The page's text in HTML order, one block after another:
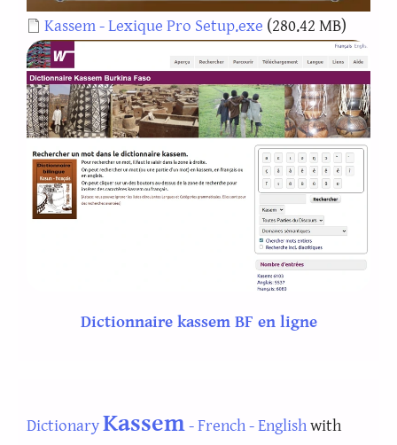
Document
Kassem - Lexique Pro Setup.exe (280.42 MB)
Dictionnaire kassem BF en ligne
DictionaryKassem- French - Englishwith